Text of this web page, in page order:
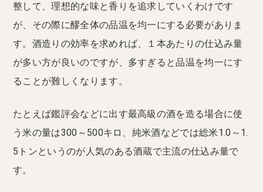
整して、理想的な味と香りを追求していくわけです
が、その際に醪全体の品温を均一にする必要がありま
す。酒造りの効率を求めれば、１本あたりの仕込み量
が多い方が良いのですが、多すぎると品温を均一にす
ることが難しくなります。
たとえば鑑評会などに出す最高級の酒を造る場合に使
う米の量は300～500キロ、純米酒などでは総米1.0～1.
5トンというのが人気のある酒蔵で主流の仕込み量で
す。